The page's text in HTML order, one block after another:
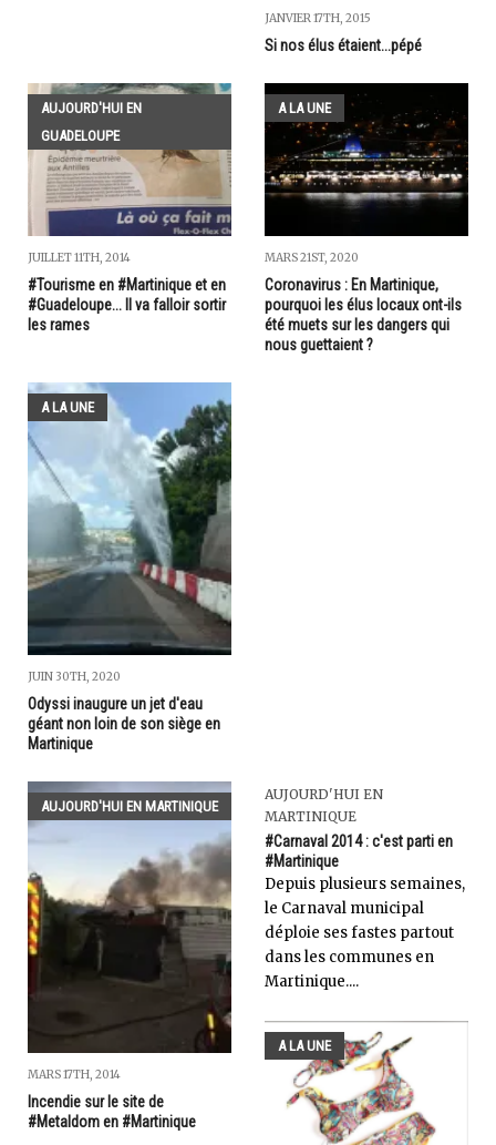
JANVIER 17TH, 2015
Si nos élus étaient...pépé
AUJOURD'HUI EN
GUADELOUPE
JUILLET 11TH, 2014
#Tourisme en #Martinique et en
#Guadeloupe... Il va falloir sortir
les rames
A LA UNE
MARS 21ST, 2020
Coronavirus : En Martinique,
pourquoi les élus locaux ont-ils
été muets sur les dangers qui
nous guettaient ?
A LA UNE
JUIN 30TH, 2020
Odyssi inaugure un jet d'eau
géant non loin de son siège en
Martinique
AUJOURD'HUI EN MARTINIQUE
MARS 17TH, 2014
Incendie sur le site de
#Metaldom en #Martinique
AUJOURD'HUI EN
MARTINIQUE
#Carnaval 2014 : c'est parti en
#Martinique
Depuis plusieurs semaines,
le Carnaval municipal
déploie ses fastes partout
dans les communes en
Martinique....
A LA UNE